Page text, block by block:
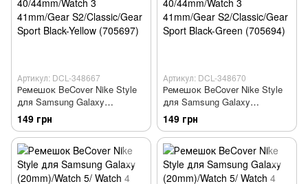
Артикул: DCL-348667
Ремешок BeCover Nike Style
для Samsung Galaxy
(20mm)/Watch 5/ Watch 4
40/44mm/Watch 4 Classic
42mm/Watch Active/Active 2
40/44mm/Watch 3 41mm/Gear
S2/Classic/Gear Sport Black-
Yellow (705697)
149 грн
Артикул: DCL-348670
Ремешок BeCover Nike Style
для Samsung Galaxy
(20mm)/Watch 5/ Watch 4
40/44mm/Watch 4 Classic
42mm/Watch Active/Active 2
40/44mm/Watch 3 41mm/Gear
S2/Classic/Gear Sport Black-
Green (705694)
149 грн